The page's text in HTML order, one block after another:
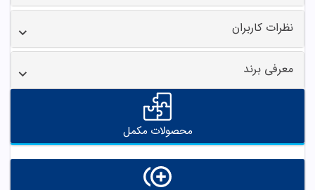
نظرات کاربران
معرفی برند
محصولات مکمل